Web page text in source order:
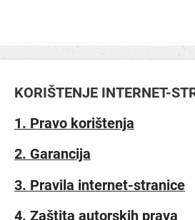
KORIŠTENJE INTERNET-
1. Pravo korištenja
2. Garancija
3. Pravila internet-stranice
4. Zaštita autorskih prava